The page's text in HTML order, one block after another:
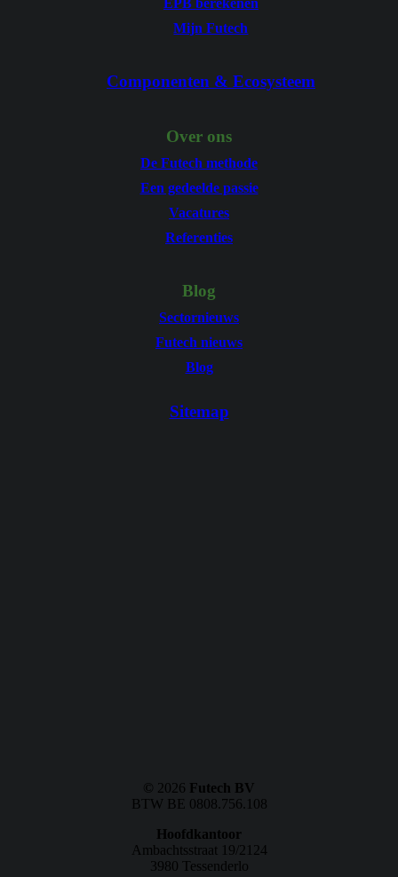
Mijn Futech
Componenten & Ecosysteem
Over ons
De Futech methode
Een gedeelde passie
Vacatures
Referenties
Blog
Sectornieuws
Futech nieuws
Blog
Sitemap
© 2026 Futech BV
BTW BE 0808.756.108
Hoofdkantoor
Ambachtsstraat 19/2124
3980 Tessenderlo